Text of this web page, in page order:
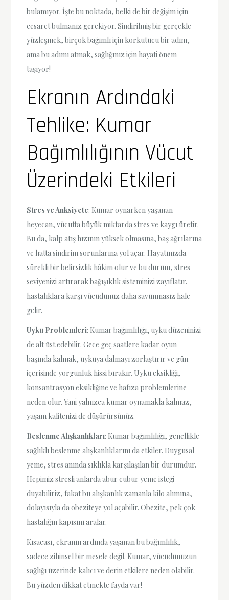
bulamıyor. İşte bu noktada, belki de bir değişim için
cesaret bulmanız gerekiyor. Sindirilmiş bir gerçekle
yüzleşmek, birçok bağımlı için korkutucu bir adım,
ama bu adımı atmak, sağlığınız için hayati önem
taşıyor!
Ekranın Ardındaki
Tehlike: Kumar
Bağımlılığının Vücut
Üzerindeki Etkileri
Stres ve Anksiyete: Kumar oynarken yaşanan
heyecan, vücutta büyük miktarda stres ve kaygı üretir.
Bu da, kalp atış hızının yüksek olmasına, baş ağrılarına
ve hatta sindirim sorunlarına yol açar. Hayatınızda
sürekli bir belirsizlik hâkim olur ve bu durum, stres
seviyenizi artırarak bağışıklık sisteminizi zayıflatır.
hastalıklara karşı vücudunuz daha savunmasız hale
gelir.
Uyku Problemleri: Kumar bağımlılığı, uyku düzeninizi
de alt üst edebilir. Gece geç saatlere kadar oyun
başında kalmak, uykuya dalmayı zorlaştırır ve gün
içerisinde yorgunluk hissi bırakır. Uyku eksikliği,
konsantrasyon eksikliğine ve hafıza problemlerine
neden olur. Yani yalnızca kumar oynamakla kalmaz,
yaşam kalitenizi de düşürürsünüz.
Beslenme Alışkanlıkları: Kumar bağımlılığı, genellikle
sağlıklı beslenme alışkanlıklarını da etkiler. Duygusal
yeme, stres anında sıklıkla karşılaşılan bir durumdur.
Hepimiz stresli anlarda abur cubur yeme isteği
duyabiliriz, fakat bu alışkanlık zamanla kilo alımına,
dolayısıyla da obeziteye yol açabilir. Obezite, pek çok
hastalığın kapısını aralar.
Kısacası, ekranın ardında yaşanan bu bağımlılık,
sadece zihinsel bir mesele değil. Kumar, vücudunuzun
sağlığı üzerinde kalıcı ve derin etkilere neden olabilir.
Bu yüzden dikkat etmekte fayda var!